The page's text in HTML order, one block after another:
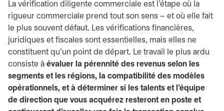
La vérification diligente commerciale est l’étape où la
rigueur commerciale prend tout son sens – et où elle fait
le plus souvent défaut. Les vérifications financières,
juridiques et fiscales sont essentielles, mais elles ne
constituent qu’un point de départ. Le travail le plus ardu
consiste à évaluer la pérennité des revenus selon les
segments et les régions, la compatibilité des modèles
opérationnels, et à déterminer si les talents et l’équipe
de direction que vous acquérez resteront en poste et